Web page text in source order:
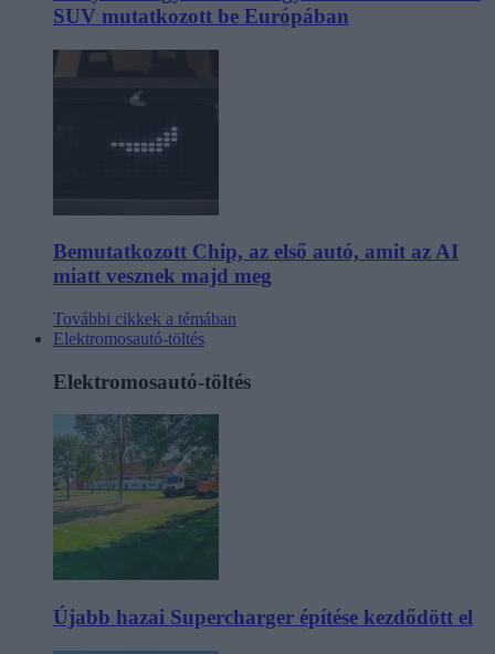
SUV mutatkozott be Európában
Bemutatkozott Chip, az első autó, amit az AI
miatt vesznek majd meg
További cikkek a témában
Elektromosautó-töltés
Elektromosautó-töltés
Újabb hazai Supercharger építése kezdődött el